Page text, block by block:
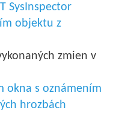
SysInspector
objektu z
zmien v
okna s oznámením
hrozbách